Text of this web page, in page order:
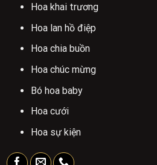
Hoa khai trương
Hoa lan hồ điệp
Hoa chia buồn
Hoa chúc mừng
Bó hoa baby
Hoa cưới
Hoa sự kiện